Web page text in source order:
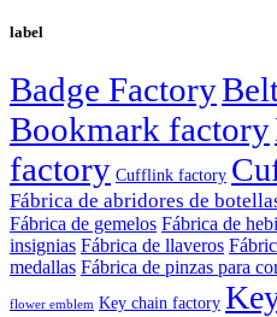
label
Badge Factory
Bookmark factory
factory Cufflink factory
Fábrica de abridores de
Fábrica de gemelos Fábrica de
insignias Fábrica de llaveros
medallas Fábrica de pinzas para
flower emblem Key chain factory